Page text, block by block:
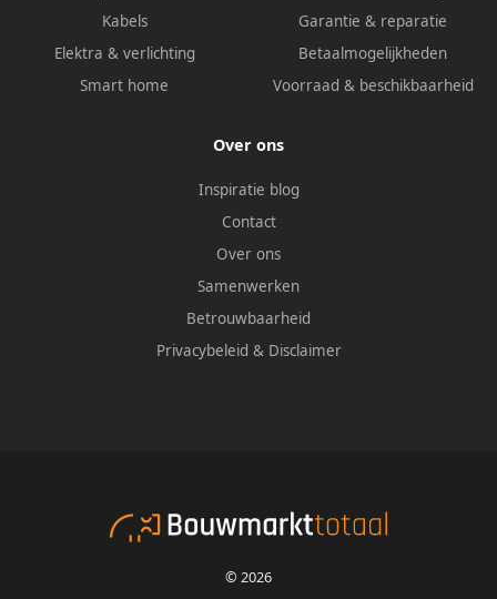
Kabels
Elektra & verlichting
Smart home
Garantie & reparatie
Betaalmogelijkheden
Voorraad & beschikbaarheid
Over ons
Inspiratie blog
Contact
Over ons
Samenwerken
Betrouwbaarheid
Privacybeleid & Disclaimer
© 2026